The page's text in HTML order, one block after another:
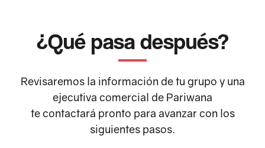
¿Qué pasa después?
Revisaremos la información de tu grupo y una
ejecutiva comercial de Pariwana
te contactará pronto para avanzar con los
siguientes pasos.